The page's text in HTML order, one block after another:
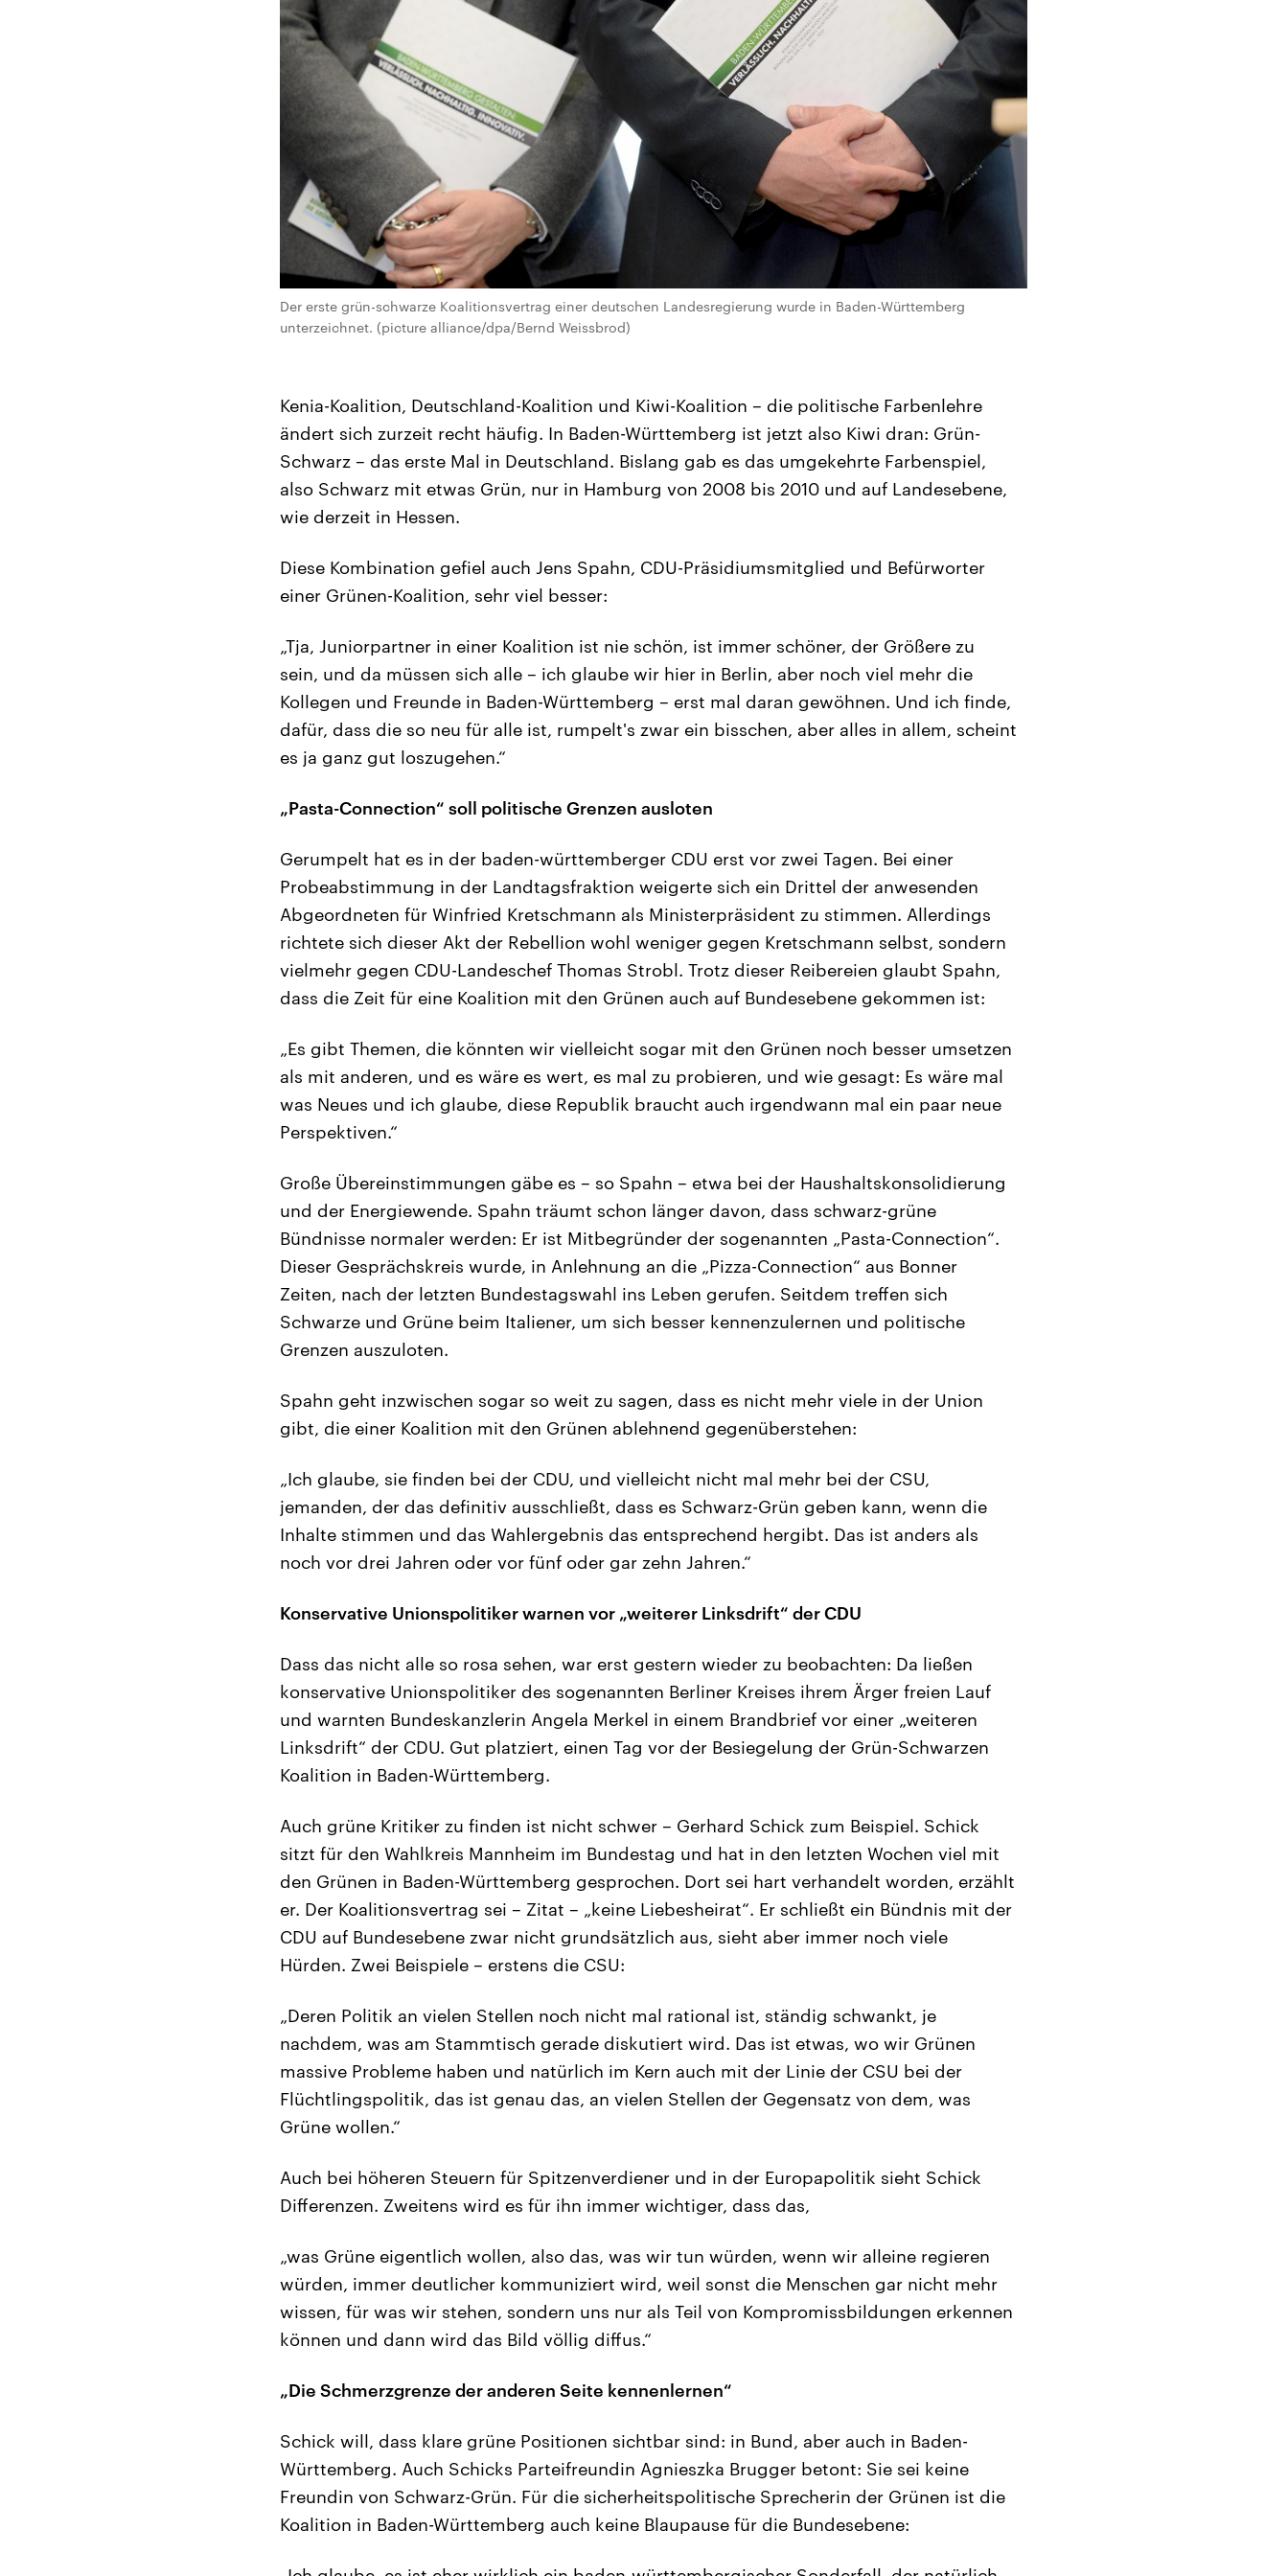
Der erste grün-schwarze Koalitionsvertrag einer deutschen Landesregierung wurde in Baden-Württemberg
unterzeichnet. (picture alliance/dpa/Bernd Weissbrod)
Kenia-Koalition, Deutschland-Koalition und Kiwi-Koalition – die politische Farbenlehre
ändert sich zurzeit recht häufig. In Baden-Württemberg ist jetzt also Kiwi dran: Grün-
Schwarz – das erste Mal in Deutschland. Bislang gab es das umgekehrte Farbenspiel,
also Schwarz mit etwas Grün, nur in Hamburg von 2008 bis 2010 und auf Landesebene,
wie derzeit in Hessen.
Diese Kombination gefiel auch Jens Spahn, CDU-Präsidiumsmitglied und Befürworter
einer Grünen-Koalition, sehr viel besser:
„Tja, Juniorpartner in einer Koalition ist nie schön, ist immer schöner, der Größere zu
sein, und da müssen sich alle – ich glaube wir hier in Berlin, aber noch viel mehr die
Kollegen und Freunde in Baden-Württemberg – erst mal daran gewöhnen. Und ich finde,
dafür, dass die so neu für alle ist, rumpelt's zwar ein bisschen, aber alles in allem, scheint
es ja ganz gut loszugehen.“
„Pasta-Connection“ soll politische Grenzen ausloten
Gerumpelt hat es in der baden-württemberger CDU erst vor zwei Tagen. Bei einer
Probeabstimmung in der Landtagsfraktion weigerte sich ein Drittel der anwesenden
Abgeordneten für Winfried Kretschmann als Ministerpräsident zu stimmen. Allerdings
richtete sich dieser Akt der Rebellion wohl weniger gegen Kretschmann selbst, sondern
vielmehr gegen CDU-Landeschef Thomas Strobl. Trotz dieser Reibereien glaubt Spahn,
dass die Zeit für eine Koalition mit den Grünen auch auf Bundesebene gekommen ist:
„Es gibt Themen, die könnten wir vielleicht sogar mit den Grünen noch besser umsetzen
als mit anderen, und es wäre es wert, es mal zu probieren, und wie gesagt: Es wäre mal
was Neues und ich glaube, diese Republik braucht auch irgendwann mal ein paar neue
Perspektiven.“
Große Übereinstimmungen gäbe es – so Spahn – etwa bei der Haushaltskonsolidierung
und der Energiewende. Spahn träumt schon länger davon, dass schwarz-grüne
Bündnisse normaler werden: Er ist Mitbegründer der sogenannten „Pasta-Connection“.
Dieser Gesprächskreis wurde, in Anlehnung an die „Pizza-Connection“ aus Bonner
Zeiten, nach der letzten Bundestagswahl ins Leben gerufen. Seitdem treffen sich
Schwarze und Grüne beim Italiener, um sich besser kennenzulernen und politische
Grenzen auszuloten.
Spahn geht inzwischen sogar so weit zu sagen, dass es nicht mehr viele in der Union
gibt, die einer Koalition mit den Grünen ablehnend gegenüberstehen:
„Ich glaube, sie finden bei der CDU, und vielleicht nicht mal mehr bei der CSU,
jemanden, der das definitiv ausschließt, dass es Schwarz-Grün geben kann, wenn die
Inhalte stimmen und das Wahlergebnis das entsprechend hergibt. Das ist anders als
noch vor drei Jahren oder vor fünf oder gar zehn Jahren.“
Konservative Unionspolitiker warnen vor „weiterer Linksdrift“ der CDU
Dass das nicht alle so rosa sehen, war erst gestern wieder zu beobachten: Da ließen
konservative Unionspolitiker des sogenannten Berliner Kreises ihrem Ärger freien Lauf
und warnten Bundeskanzlerin Angela Merkel in einem Brandbrief vor einer „weiteren
Linksdrift“ der CDU. Gut platziert, einen Tag vor der Besiegelung der Grün-Schwarzen
Koalition in Baden-Württemberg.
Auch grüne Kritiker zu finden ist nicht schwer – Gerhard Schick zum Beispiel. Schick
sitzt für den Wahlkreis Mannheim im Bundestag und hat in den letzten Wochen viel mit
den Grünen in Baden-Württemberg gesprochen. Dort sei hart verhandelt worden, erzählt
er. Der Koalitionsvertrag sei – Zitat – „keine Liebesheirat“. Er schließt ein Bündnis mit der
CDU auf Bundesebene zwar nicht grundsätzlich aus, sieht aber immer noch viele
Hürden. Zwei Beispiele – erstens die CSU:
„Deren Politik an vielen Stellen noch nicht mal rational ist, ständig schwankt, je
nachdem, was am Stammtisch gerade diskutiert wird. Das ist etwas, wo wir Grünen
massive Probleme haben und natürlich im Kern auch mit der Linie der CSU bei der
Flüchtlingspolitik, das ist genau das, an vielen Stellen der Gegensatz von dem, was
Grüne wollen.“
Auch bei höheren Steuern für Spitzenverdiener und in der Europapolitik sieht Schick
Differenzen. Zweitens wird es für ihn immer wichtiger, dass das,
„was Grüne eigentlich wollen, also das, was wir tun würden, wenn wir alleine regieren
würden, immer deutlicher kommuniziert wird, weil sonst die Menschen gar nicht mehr
wissen, für was wir stehen, sondern uns nur als Teil von Kompromissbildungen erkennen
können und dann wird das Bild völlig diffus.“
„Die Schmerzgrenze der anderen Seite kennenlernen“
Schick will, dass klare grüne Positionen sichtbar sind: in Bund, aber auch in Baden-
Württemberg. Auch Schicks Parteifreundin Agnieszka Brugger betont: Sie sei keine
Freundin von Schwarz-Grün. Für die sicherheitspolitische Sprecherin der Grünen ist die
Koalition in Baden-Württemberg auch keine Blaupause für die Bundesebene: